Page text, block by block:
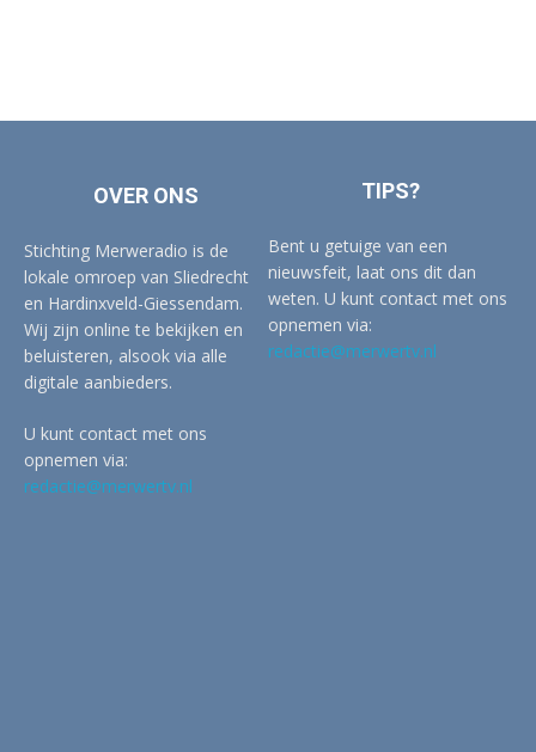
OVER ONS
Stichting Merweradio is de
lokale omroep van Sliedrecht
en Hardinxveld-Giessendam.
Wij zijn online te bekijken en
beluisteren, alsook via alle
digitale aanbieders.
U kunt contact met ons
opnemen via:
redactie@merwertv.nl
TIPS?
Bent u getuige van een
nieuwsfeit, laat ons dit dan
weten. U kunt contact met ons
opnemen via:
redactie@merwertv.nl